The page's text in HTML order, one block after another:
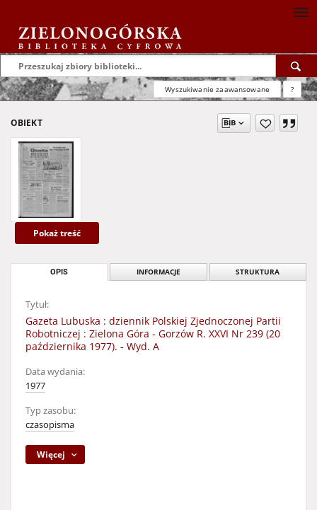
Wyszukiwanie zaawansowane ?
OBIEKT
Pokaż treść
OPIS INFORMACJE STRUKTURA
Tytuł:
Gazeta Lubuska : dziennik Polskiej Zjednoczonej Partii
Robotniczej : Zielona Góra - Gorzów R. XXVI Nr 239 (20
października 1977). - Wyd. A
Data wydania:
1977
Typ zasobu:
czasopisma
Więcej